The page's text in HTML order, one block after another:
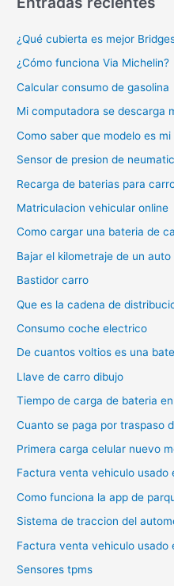
¿Qué cubierta es mejor
¿Cómo funciona Via Michelin?
Calcular consumo de gasolina
Mi computadora se descarga
Como saber que modelo es
Sensor de presion de
Recarga de baterias para
Matriculacion vehicular online
Como cargar una bateria de
Bajar el kilometraje de un auto
Bastidor carro
Que es la cadena de
Consumo coche electrico
De cuantos voltios es una
Llave de carro dibujo
Tiempo de carga de bateria
Cuanto se paga por traspaso
Primera carga celular nuevo
Factura venta vehiculo usado
Como funciona la app de
Sistema de traccion del
Factura venta vehiculo usado
Sensores tpms